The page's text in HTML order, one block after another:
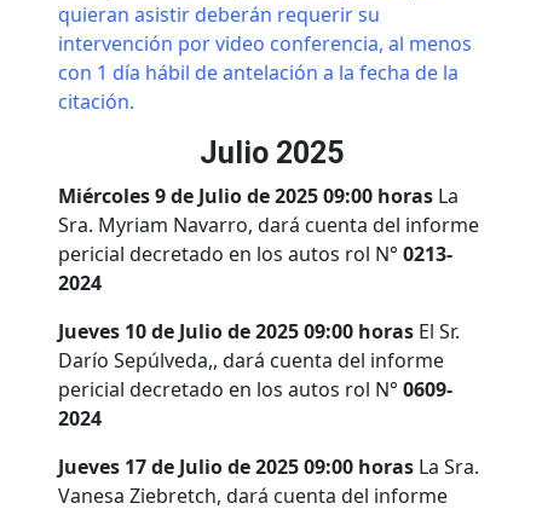
quieran asistir deberán requerir su
intervención por video conferencia, al menos
con 1 día hábil de antelación a la fecha de la
citación.
Julio 2025
Miércoles 9 de Julio de 2025 09:00 horas La
Sra. Myriam Navarro, dará cuenta del informe
pericial decretado en los autos rol N° 0213-
2024
Jueves 10 de Julio de 2025 09:00 horas El Sr.
Darío Sepúlveda,, dará cuenta del informe
pericial decretado en los autos rol N° 0609-
2024
Jueves 17 de Julio de 2025 09:00 horas La Sra.
Vanesa Ziebretch, dará cuenta del informe